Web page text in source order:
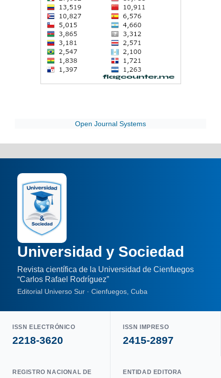
Open Journal Systems
Universidad y Sociedad
Revista científica de la Universidad de Cienfuegos
“Carlos Rafael Rodríguez”
Editorial Universo Sur · Cienfuegos, Cuba
ISSN ELECTRÓNICO
2218-3620
ISSN IMPRESO
2415-2897
REGISTRO NACIONAL DE
ENTIDAD EDITORA